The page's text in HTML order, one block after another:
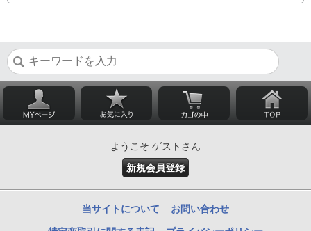
ようこそ ゲストさん
新規会員登録
当サイトについて お問い合わせ